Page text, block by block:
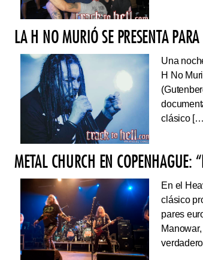
LA H NO MURIÓ SE PRESENTA
Una
H No
clásico
METAL CHURCH EN COPENHAGUE:
En el
clásico
pares